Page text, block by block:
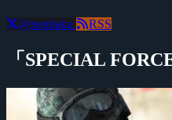
@negitaku RSS
「SPECIAL